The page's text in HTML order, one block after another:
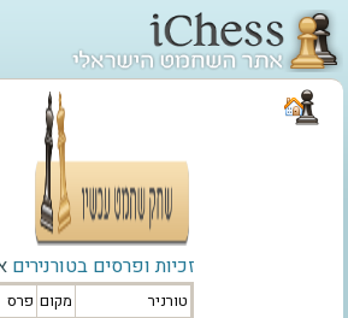
זכיות ופרסים בטורנירים
טורניר מקום פרס